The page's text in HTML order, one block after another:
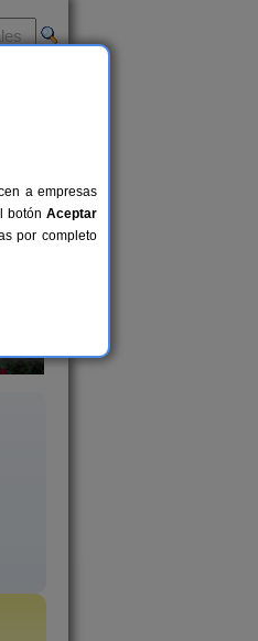
a empresas
botón Aceptar
por completo